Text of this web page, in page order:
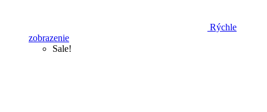
Rýchle
zobrazenie
Sale!